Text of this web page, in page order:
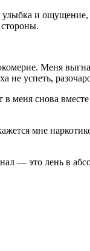
улыбка и
Меня
не успеть,
меня снова
мне
— это лень в